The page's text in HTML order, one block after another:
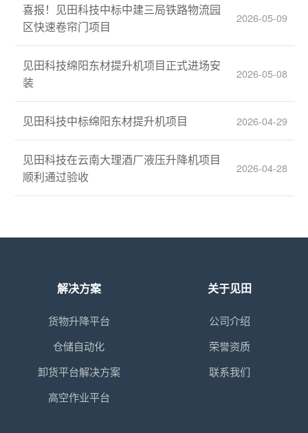
喜报！见田科技中标中建三局铁路物流园
区快速卷帘门项目
2026-05-09
见田科技绵阳东材提升机项目正式进场安
装
2026-05-08
见田科技中标绵阳东材提升机项目 2026-04-29
见田科技在云南大理酒厂液压升降机项目
顺利通过验收
2026-04-28
解决方案
货物升降平台
仓储自动化
卸货平台解决方案
高空作业平台
关于见田
公司介绍
荣誉资质
联系我们